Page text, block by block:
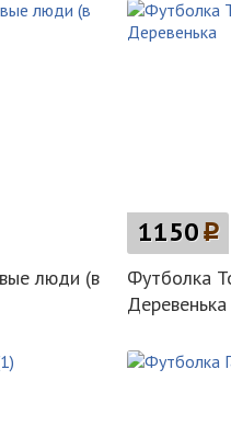
люди (в
1150p
Футболка
Деревенька